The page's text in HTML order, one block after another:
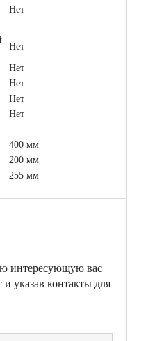
Нет
Нет
Нет
Нет
Нет
Нет
400 мм
200 мм
255 мм
интересующую вас
указав контакты для